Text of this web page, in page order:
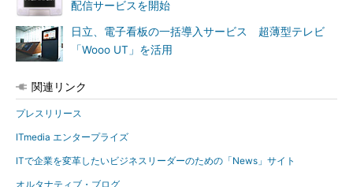
配信サービスを開始
日立、電子看板の一括導入サービス 超薄型テレビ
「Wooo UT」を活用
関連リンク
プレスリリース
ITmedia エンタープライズ
ITで企業を変革したいビジネスリーダーのための「News」サイト
オルタナティブ・ブログ